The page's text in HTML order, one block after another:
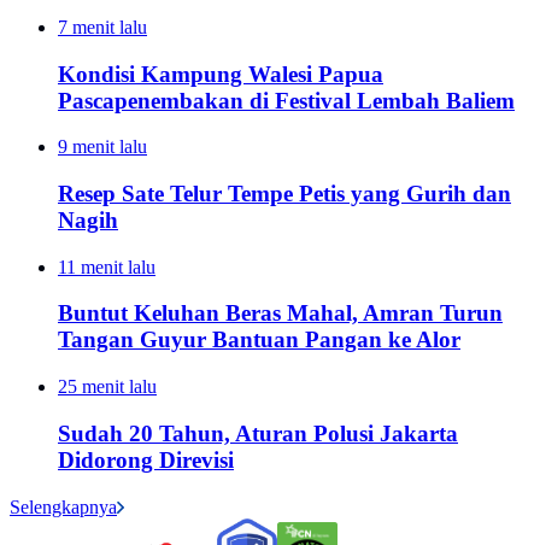
7 menit lalu
Kondisi Kampung Walesi Papua
Pascapenembakan di Festival Lembah Baliem
9 menit lalu
Resep Sate Telur Tempe Petis yang Gurih dan
Nagih
11 menit lalu
Buntut Keluhan Beras Mahal, Amran Turun
Tangan Guyur Bantuan Pangan ke Alor
25 menit lalu
Sudah 20 Tahun, Aturan Polusi Jakarta
Didorong Direvisi
Selengkapnya